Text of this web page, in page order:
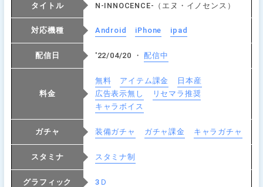
タイトル N-INNOCENCE-（エヌ・イノセンス）
対応機種 Android iPhone ipad
配信日 '22/04/20 ・配信中
料金
無料 アイテム課金
日本産
広告表示無し
リセマラ推奨
キャラボイス
ガチャ 装備ガチャ ガチャ課金 キャラガチャ
スタミナ スタミナ制
グラフィック 3Ｄ